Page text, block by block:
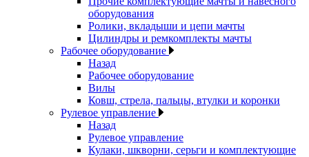
оборудования
Ролики, вкладыши и цепи мачты
Цилиндры и ремкомплекты мачты
Рабочее оборудование
Назад
Рабочее оборудование
Вилы
Ковш, стрела, пальцы, втулки и коронки
Рулевое управление
Назад
Рулевое управление
Кулаки, шкворни, серьги и комплектующие